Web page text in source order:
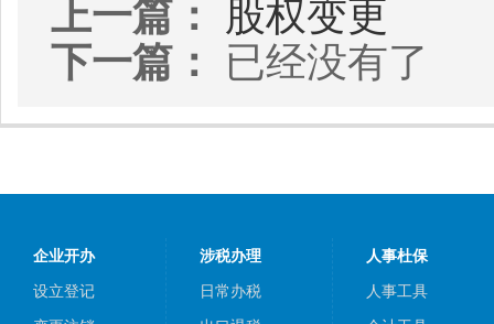
上一篇：
股权变更
下一篇：
已经没有了
企业开办
设立登记
涉税办理
日常办税
人事杜保
人事工具